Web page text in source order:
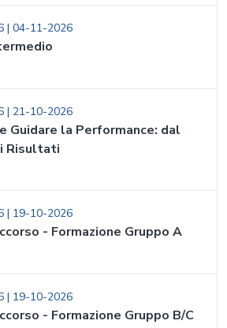
| 04-11-2026
| 21-10-2026
Guidare la Performance: dal
Risultati
| 19-10-2026
- Formazione Gruppo A
| 19-10-2026
- Formazione Gruppo B/C